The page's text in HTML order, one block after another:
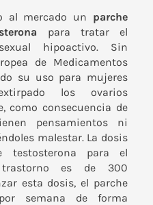
al mercado un parche
para tratar el
hipoactivo. Sin
de Medicamentos
su uso para mujeres
los ovarios
como consecuencia de
pensamientos ni
malestar. La dosis
testosterona para el
es de 300
esta dosis, el parche
semana de forma